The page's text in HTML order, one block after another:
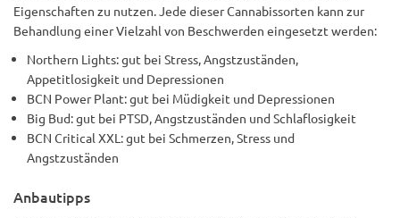
Eigenschaften zu nutzen. Jede dieser Cannabissorten kann zur
Behandlung einer Vielzahl von Beschwerden eingesetzt werden:
Northern Lights: gut bei Stress, Angstzuständen,
Appetitlosigkeit und Depressionen
BCN Power Plant: gut bei Müdigkeit und Depressionen
Big Bud: gut bei PTSD, Angstzuständen und Schlaflosigkeit
BCN Critical XXL: gut bei Schmerzen, Stress und
Angstzuständen
Anbautipps